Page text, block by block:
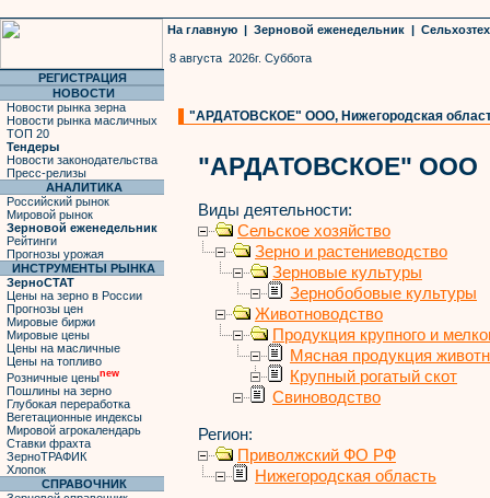
На главную | Зерновой еженедельник |
8 августа 2026г. Суббота
РЕГИСТРАЦИЯ
НОВОСТИ
Новости рынка зерна
Новости рынка масличных
ТОП 20
Тендеры
Новости законодательства
Пресс-релизы
АНАЛИТИКА
Российский рынок
Мировой рынок
Зерновой еженедельник
Рейтинги
Прогнозы урожая
ИНСТРУМЕНТЫ РЫНКА
ЗерноСТАТ
Цены на зерно в России
Прогнозы цен
Мировые биржи
Мировые цены
Цены на масличные
Цены на топливо
Розничные ценыnew
Пошлины на зерно
Глубокая переработка
Вегетационные индексы
Мировой агрокалендарь
Ставки фрахта
ЗерноТРАФИК
Хлопок
СПРАВОЧНИК
"АРДАТОВСКОЕ" ООО, Нижегородская
"АРДАТОВСКОЕ" ООО
Виды деятельности:
Сельское хозяйство
Зерно и растениеводство
Зерновые культуры
Зернобобовые культуры
Животноводство
Продукция крупного и
Мясная продукция
Крупный рогатый скот
Свиноводство
Регион:
Приволжский ФО РФ
Нижегородская область